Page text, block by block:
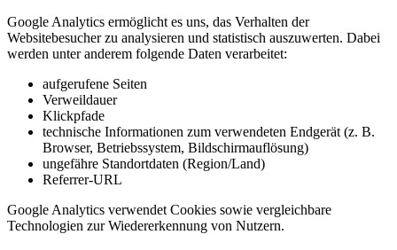
Google Analytics ermöglicht es uns, das Verhalten der
Websitebesucher zu analysieren und statistisch auszuwerten. Dabei
werden unter anderem folgende Daten verarbeitet:
aufgerufene Seiten
Verweildauer
Klickpfade
technische Informationen zum verwendeten Endgerät (z. B.
Browser, Betriebssystem, Bildschirmauflösung)
ungefähre Standortdaten (Region/Land)
Referrer-URL
Google Analytics verwendet Cookies sowie vergleichbare
Technologien zur Wiedererkennung von Nutzern.